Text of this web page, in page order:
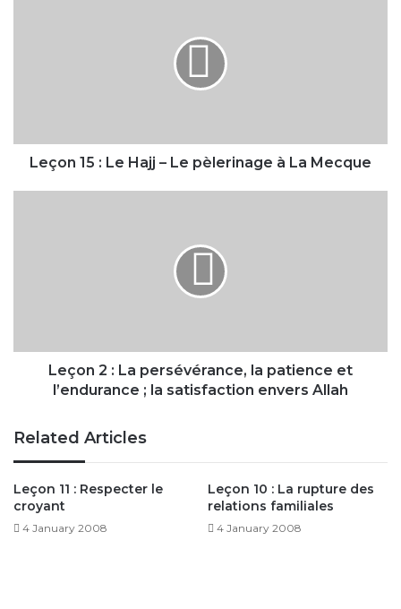
à
Leçon 15 : Le Hajj – Le pèlerinage à La Mecque
l’endurance
Allah
Leçon 2 : La persévérance, la patience et
l’endurance ; la satisfaction envers Allah
Related Articles
Leçon 11 : Respecter le
croyant
4 January 2008
Leçon 10 : La rupture des
relations familiales
4 January 2008